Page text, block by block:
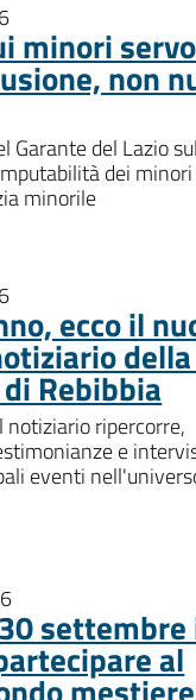
minori
non
Garante del Lazio sul
dei
minorile
ecco il
della
Rebibbia
notiziario ripercorre,
e
eventi
settembre
al